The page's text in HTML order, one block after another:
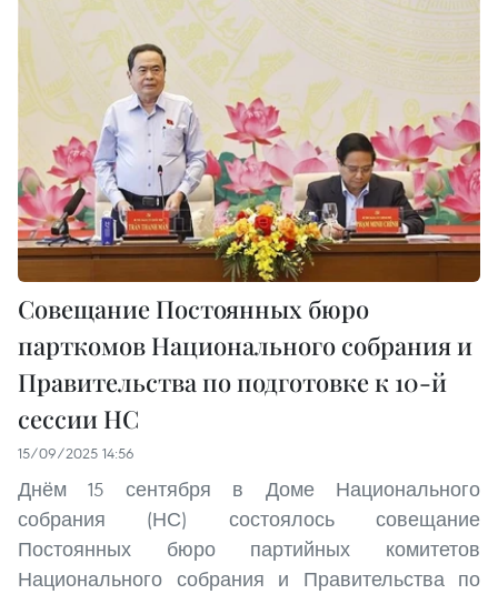
Совещание Постоянных бюро
парткомов Национального собрания и
Правительства по подготовке к 10-й
сессии НС
15/09/2025 14:56
Днём 15 сентября в Доме Национального
собрания (НС) состоялось совещание
Постоянных бюро партийных комитетов
Национального собрания и Правительства по